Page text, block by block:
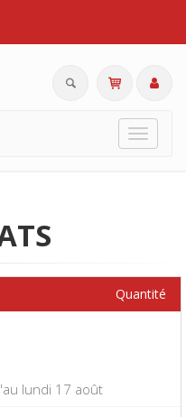
Toggle
lundi 17 août
Quantité